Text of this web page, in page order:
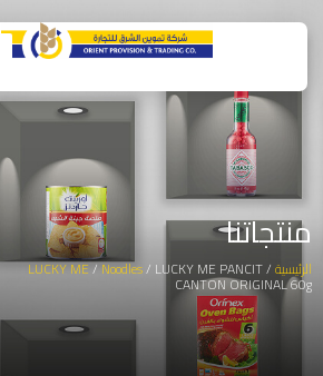
منتجاتنا
الرئيسية/
LUCKY ME/Noodles/ LUCKY ME PANCIT
CANTON ORIGINAL 60g